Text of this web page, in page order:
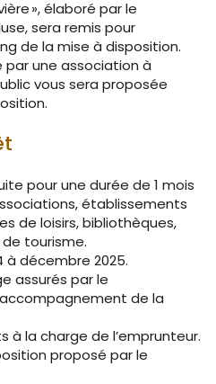
», élaboré par le
sera remis pour
de la mise à disposition.
une association à
vous sera proposée
pour une durée de 1 mois
établissements
de loisirs, bibliothèques,
tourisme.
à décembre 2025.
assurés par le
de la
à la charge de l’emprunteur.
proposé par le